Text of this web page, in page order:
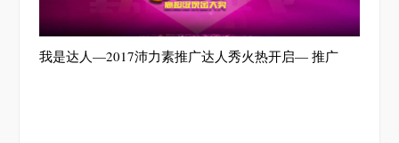
我是达人—2017沛力素推广达人秀火热开启— 推广